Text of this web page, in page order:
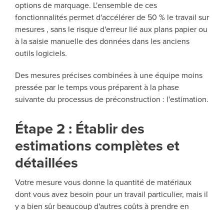
options de marquage. L'ensemble de ces
fonctionnalités permet d'accélérer de 50 % le travail sur
mesures , sans le risque d'erreur lié aux plans papier ou
à la saisie manuelle des données dans les anciens
outils logiciels.
Des mesures précises combinées à une équipe moins
pressée par le temps vous préparent à la phase
suivante du processus de préconstruction : l'estimation.
Étape 2 : Établir des
estimations complètes et
détaillées
Votre mesure vous donne la quantité de matériaux
dont vous avez besoin pour un travail particulier, mais il
y a bien sûr beaucoup d'autres coûts à prendre en